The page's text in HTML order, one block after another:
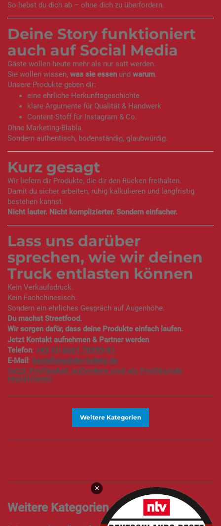
So hebst du dich ab – ohne dich zu überfordern.
Deine Story funktioniert
auch auf Social Media
Gäste wollen heute mehr als nur satt werden.
Sie wollen wissen, was sie essen und warum.
Unsere Produkte geben dir:
eine ehrliche Herkunftsgeschichte
klare Argumente für Qualität & Handwerk
Content-Stoff für Instagram & Co.
Ohne Marketing-Blabla.
Sondern authentisch, bodenständig, glaubwürdig.
Kurz gesagt
Wir liefern dir Produkte, die dir den Rücken freihalten.
Damit du sicher arbeiten, ruhig kalkulieren und langfristig
bestehen kannst.
Nicht lauter. Nicht komplizierter. Sondern einfacher.
Lass uns darüber
sprechen, wie wir deinen
Truck entlasten können
Kein Verkaufsdruck.
Kein Fachchinesisch.
Sondern ein ehrliches Gespräch auf Augenhöhe.
Du machst Streetfood.
Wir sorgen dafür, dass deine Produkte einfach laufen.
Jetzt Kontakt aufnehmen & Partner werden
Telefon: +49 (0) 6661 70999-81
E-Mail : bestellung@der-ludwig.de
Jetzt Profipaket anfordern und als Profikunde
registrieren
Weitere Kategorien
×